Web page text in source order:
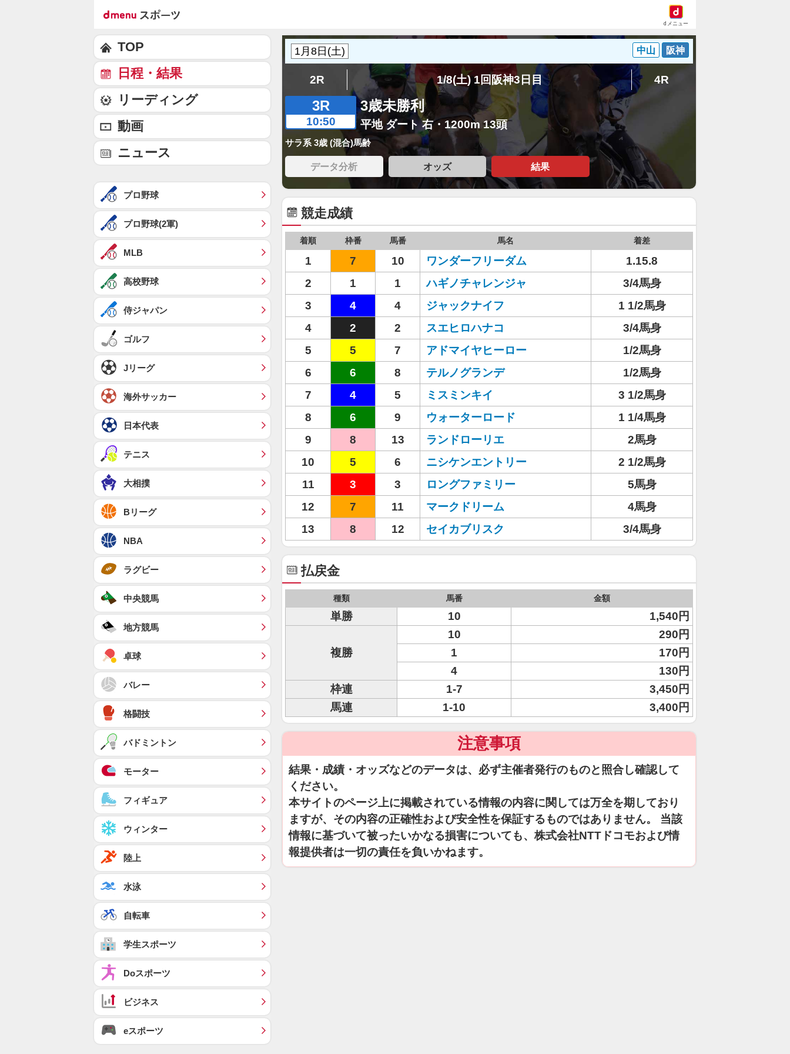
dメニュー
中山 阪神
2R 1/8(土) 1回阪神3日目 4R
3R
10:50
3歳未勝利
平地 ダート 右・1200m 13頭
サラ系 3歳 (混合)馬齢
データ分析 オッズ 結果
競走成績
着順 枠番 馬番 馬名 着差
1 7 10 ワンダーフリーダム
1.15.8
2
1 1 ハギノチャレンジャ
3/4馬身
3
4 4 ジャックナイフ
1 1/2馬身
4
2 2 スエヒロハナコ
3/4馬身
5
5 7 アドマイヤヒーロー
1/2馬身
6
6 8 テルノグランデ
1/2馬身
7
4 5 ミスミンキイ
3 1/2馬身
8
6 9 ウォーターロード
1 1/4馬身
9
8 13 ランドローリエ
2馬身
10
5 6 ニシケンエントリー
2 1/2馬身
11
3 3 ロングファミリー
5馬身
12
7 11 マークドリーム
4馬身
13
8 12 セイカブリスク 3/4馬身
払戻金
種類 馬番 金額
単勝 10 1,540円
複勝
10
290円
1
170円
4
130円
枠連
1-7
3,450円
馬連
1-10 3,400円
注意事項
結果・成績・オッズなどのデータは、必ず主催者発行のものと照合し確認して
ください。
本サイトのページ上に掲載されている情報の内容に関しては万全を期しており
ますが、その内容の正確性および安全性を保証するものではありません。 当該
情報に基づいて被ったいかなる損害についても、株式会社NTTドコモおよび情
報提供者は一切の責任を負いかねます。
TOP
日程・結果
リーディング
動画
ニュース
プロ野球
プロ野球(2軍)
MLB
高校野球
侍ジャパン
ゴルフ
Jリーグ
海外サッカー
日本代表
テニス
大相撲
Bリーグ
NBA
ラグビー
中央競馬
地方競馬
卓球
バレー
格闘技
バドミントン
モーター
フィギュア
ウィンター
陸上
水泳
自転車
学生スポーツ
Doスポーツ
ビジネス
eスポーツ